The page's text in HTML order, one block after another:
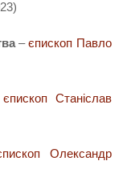
–єпископ Павло
єпископ Станіслав
Олександр